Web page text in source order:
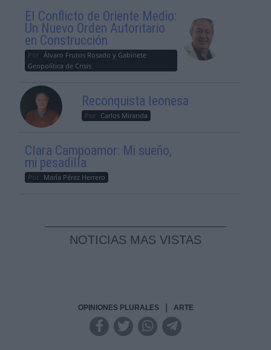
El Conflicto de Oriente Medio:
Un Nuevo Orden Autoritario
en Construcción
Por Álvaro Frutos Rosado y Gabinete
Geopolítica de Crisis
Reconquista leonesa
Por Carlos Miranda
Clara Campoamor: Mi sueño,
mi pesadilla
Por María Pérez Herrero
NOTICIAS MAS VISTAS
OPINIONES PLURALES ARTE